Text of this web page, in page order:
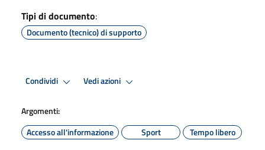
Tipi di documento:
Documento (tecnico) di supporto
Condividi Vedi azioni
Argomenti:
Accesso all'informazione
Sport Tempo libero